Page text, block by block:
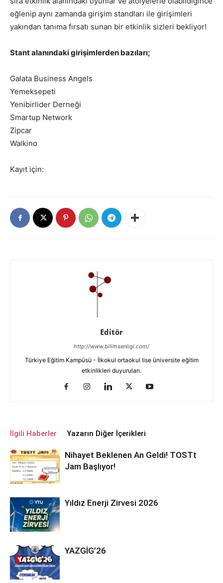
eğlenip aynı zamanda girişim standları ile girişimleri
yakından tanıma fırsatı sunan bir etkinlik sizleri bekliyor!
Stant alanındaki girişimlerden bazıları;
Galata Business Angels
Yemeksepeti
Yenibirlider Derneği
Smartup Network
Zipcar
Walkino
Kayıt için:
Editör
http://www.bilimsenligi.com/
Türkiye Eğitim Kampüsü - İlkokul ortaokul lise üniversite eğitim
etkinlikleri duyuruları.
İlgili Haberler Yazarın Diğer İçerikleri
Nihayet Beklenen An Geldi! TOSTt
Jam Başlıyor!
Yıldız Enerji Zirvesi 2026
YAZGİG’26